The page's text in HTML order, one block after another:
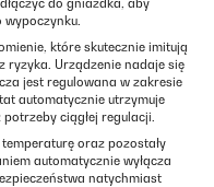
do gniazdka, aby
wypoczynku.
które skutecznie imitują
ryzyka. Urządzenie nadaje się
jest regulowana w zakresie
automatycznie utrzymuje
ciągłej regulacji.
oraz pozostały
automatycznie wyłącza
natychmiast